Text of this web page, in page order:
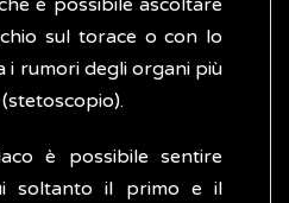
è possibile ascoltare
sul torace o con lo
i rumori degli organi più
è possibile sentire
soltanto il primo e il